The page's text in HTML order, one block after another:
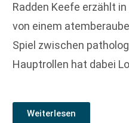
Radden Keefe erzählt in
von einem
Spiel ­zwischen
Hauptrollen hat dabei
Weiterlesen